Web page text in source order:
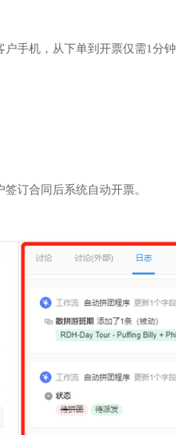
手机，从下单到开票仅需1分钟
订合同后系统自动开票。